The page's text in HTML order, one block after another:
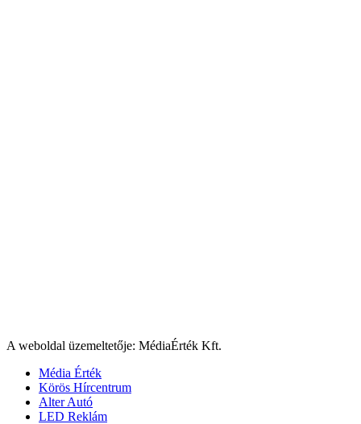
A weboldal üzemeltetője: MédiaÉrték Kft.
Média Érték
Körös Hírcentrum
Alter Autó
LED Reklám